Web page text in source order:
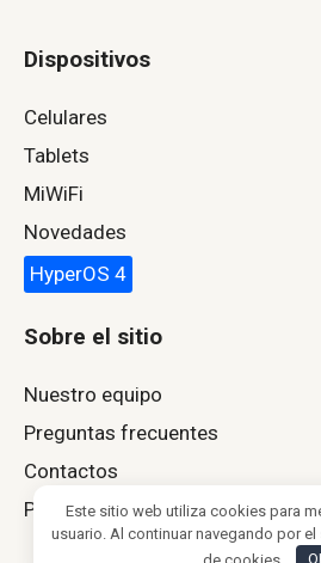
Dispositivos
Celulares
Tablets
MiWiFi
Novedades
HyperOS 4
Sobre el sitio
Nuestro equipo
Preguntas frecuentes
Contactos
Política de privacidad
Este sitio web utiliza cookies para
usuario. Al continuar navegando por
de cookies.